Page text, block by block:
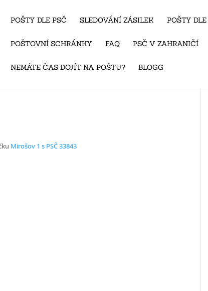
POŠTY DLE PSČ SLEDOVÁNÍ ZÁSILEK POŠTY
POŠTOVNÍ SCHRÁNKY FAQ PSČ V ZAHRANIČÍ
NEMÁTE ČAS DOJÍT NA POŠTU? BLOGG
Mirošov 1 s PSČ 33843